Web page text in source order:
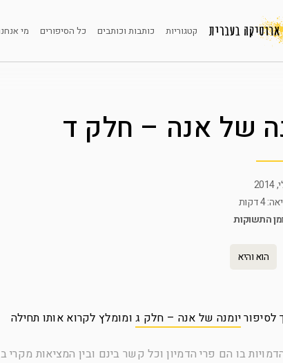
קטגוריות כותבות וכותבים כל הסיפורים מי
של אנה – חלק ד
4 דקות
התשוקות
הוא והיא
לסיפוריומנה של אנה – חלק גומומלץ לקרוא אותו תחילה
בו הם פרי הדמיון וכל קשר בינם ובין המציאות מקרי